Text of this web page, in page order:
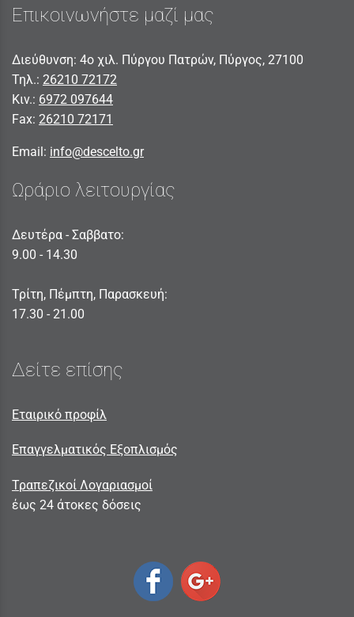
Επικοινωνήστε μαζί μας
Διεύθυνση: 4ο χιλ. Πύργου Πατρών, Πύργος, 27100
Τηλ.: 26210 72172
Κιν.: 6972 097644
Fax: 26210 72171
Email: info@descelto.gr
Ωράριο λειτουργίας
Δευτέρα - Σαββατο:
9.00 - 14.30
Τρίτη, Πέμπτη, Παρασκευή:
17.30 - 21.00
Δείτε επίσης
Εταιρικό προφίλ
Επαγγελματικός Εξοπλισμός
Τραπεζικοί Λογαριασμοί
έως 24 άτοκες δόσεις